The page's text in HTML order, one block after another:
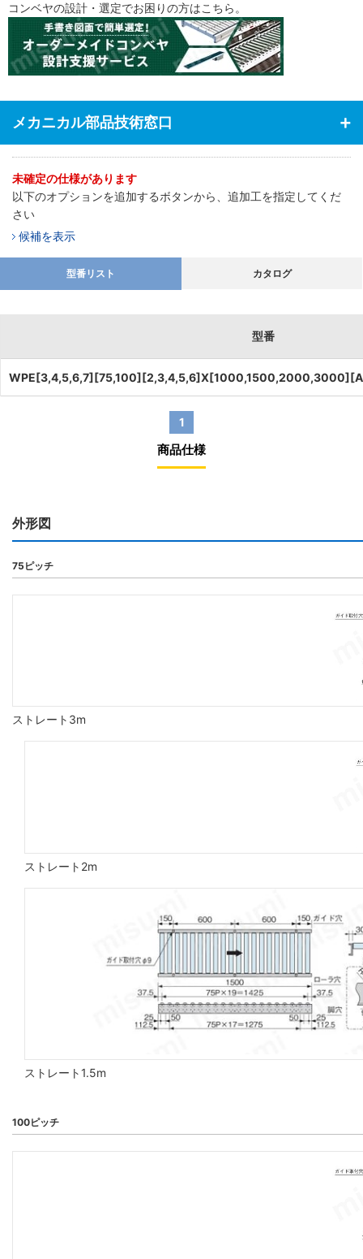
・搬送長さ100-2100まで100mm単位、呼称幅100-500mmまで指
定可能です
コンベヤの設計・選定でお困りの方はこちら。
メカニカル部品技術窓口
未確定の仕様があります
以下のオプションを追加するボタンから、追加工を指定してくだ
さい
候補を表示
型番リスト カタログ
型番
1
商品仕様
外形図
75ピッチ
ストレート3m
ストレート2m
ストレート1.5m
100ピッチ